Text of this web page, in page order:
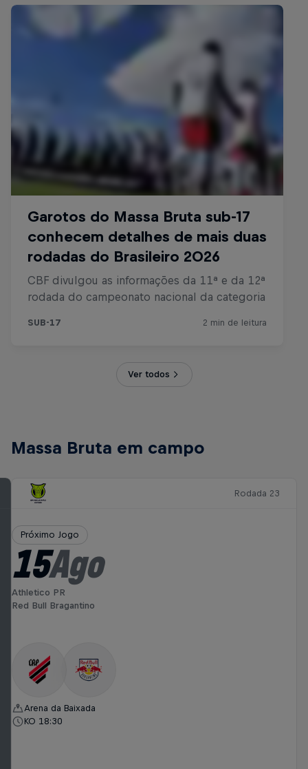
Ver todos
Massa Bruta em campo
Rodada 23
Próximo Jogo
15Ago
Athletico PR
Red Bull Bragantino
Arena da Baixada
KO 18:30